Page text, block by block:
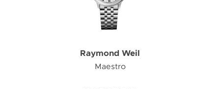
Raymond Weil
Maestro